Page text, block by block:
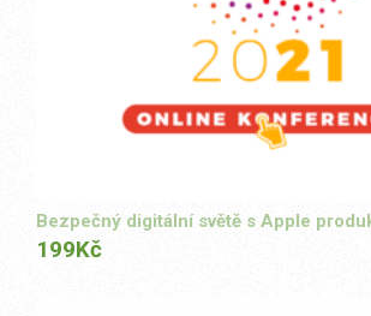
Bezpečný digitální světě s Apple
199Kč